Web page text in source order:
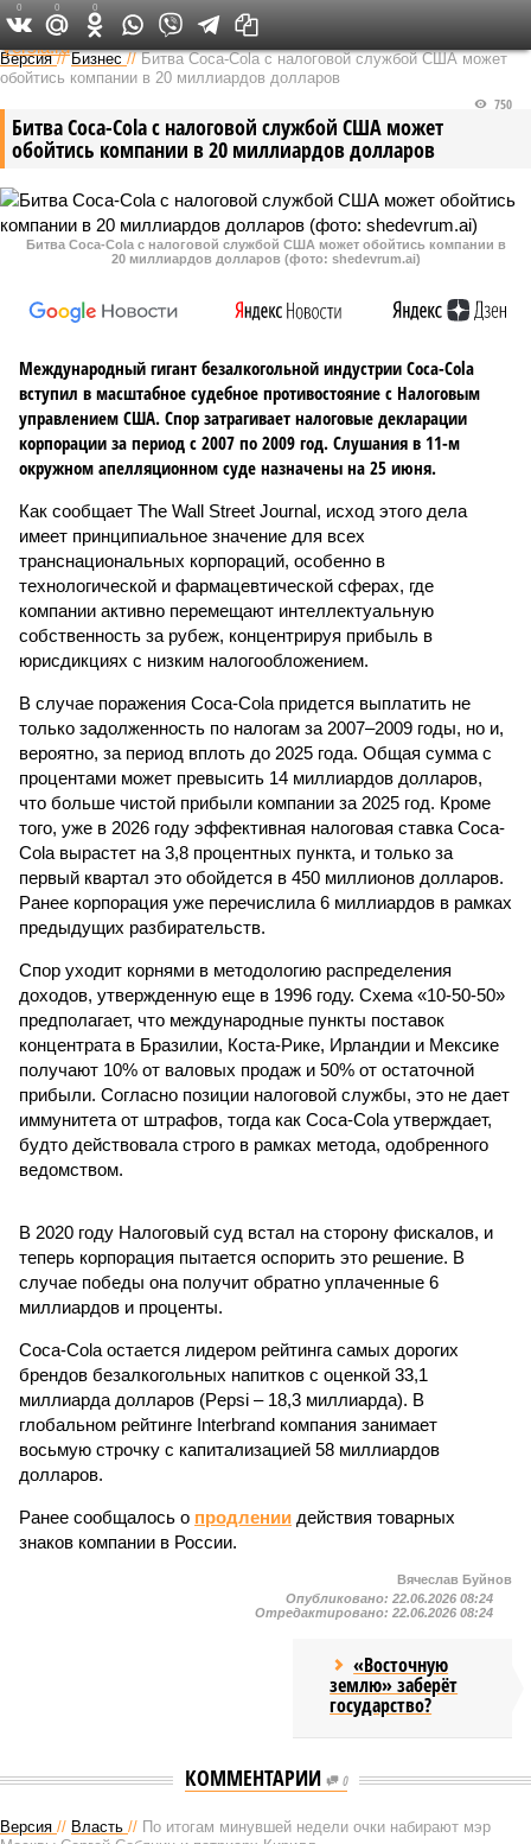
Федеральный выпуск
Версия //Бизнес //Битва Coca-Cola с налоговой службой США может
обойтись компании в 20 миллиардов долларов
Битва Coca-Cola с налоговой службой США может
обойтись компании в 20 миллиардов долларов
750
Битва Coca-Cola с налоговой службой США может обойтись компании в
20 миллиардов долларов (фото: shedevrum.ai)
Международный гигант безалкогольной индустрии Coca-Cola
вступил в масштабное судебное противостояние с Налоговым
управлением США. Спор затрагивает налоговые декларации
корпорации за период с 2007 по 2009 год. Слушания в 11-м
окружном апелляционном суде назначены на 25 июня.
Как сообщает The Wall Street Journal, исход этого дела
имеет принципиальное значение для всех
транснациональных корпораций, особенно в
технологической и фармацевтической сферах, где
компании активно перемещают интеллектуальную
собственность за рубеж, концентрируя прибыль в
юрисдикциях с низким налогообложением.
В случае поражения Coca-Cola придется выплатить не
только задолженность по налогам за 2007–2009 годы, но и,
вероятно, за период вплоть до 2025 года. Общая сумма с
процентами может превысить 14 миллиардов долларов,
что больше чистой прибыли компании за 2025 год. Кроме
того, уже в 2026 году эффективная налоговая ставка Coca-
Cola вырастет на 3,8 процентных пункта, и только за
первый квартал это обойдется в 450 миллионов долларов.
Ранее корпорация уже перечислила 6 миллиардов в рамках
предыдущих разбирательств.
Спор уходит корнями в методологию распределения
доходов, утвержденную еще в 1996 году. Схема «10-50-50»
предполагает, что международные пункты поставок
концентрата в Бразилии, Коста-Рике, Ирландии и Мексике
получают 10% от валовых продаж и 50% от остаточной
прибыли. Согласно позиции налоговой службы, это не дает
иммунитета от штрафов, тогда как Coca-Cola утверждает,
будто действовала строго в рамках метода, одобренного
ведомством.
В 2020 году Налоговый суд встал на сторону фискалов, и
теперь корпорация пытается оспорить это решение. В
случае победы она получит обратно уплаченные 6
миллиардов и проценты.
Coca-Cola остается лидером рейтинга самых дорогих
брендов безалкогольных напитков с оценкой 33,1
миллиарда долларов (Pepsi – 18,3 миллиарда). В
глобальном рейтинге Interbrand компания занимает
восьмую строчку с капитализацией 58 миллиардов
долларов.
Ранее сообщалось о продлении действия товарных
знаков компании в России.
0 0 0
Вячеслав Буйнов
Опубликовано: 22.06.2026 08:24
Отредактировано: 22.06.2026 08:24
«Восточную
землю» заберёт
государство?
КОММЕНТАРИИ 0
Версия // Власть // По итогам минувшей недели очки набирают мэр